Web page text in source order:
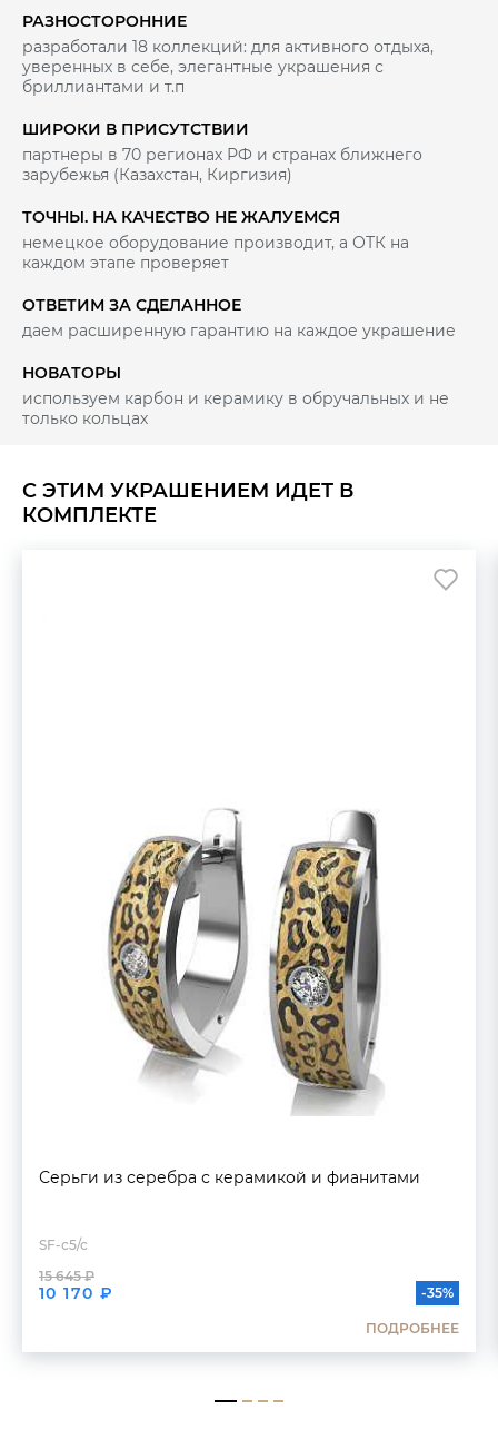
С ЭТИМ УКРАШЕНИЕМ ИДЕТ В
КОМПЛЕКТЕ
Серьги из серебра с керамикой и фианитами
SF-с5/с
10 170 ₽
15 645 ₽
-35%
ПОДРОБНЕЕ
РАЗНОСТОРОННИЕ
разработали 18 коллекций: для активного отдыха,
уверенных в себе, элегантные украшения с
бриллиантами и т.п
ШИРОКИ В ПРИСУТСТВИИ
партнеры в 70 регионах РФ и странах ближнего
зарубежья (Казахстан, Киргизия)
ТОЧНЫ. НА КАЧЕСТВО НЕ ЖАЛУЕМСЯ
немецкое оборудование производит, а ОТК на
каждом этапе проверяет
ОТВЕТИМ ЗА СДЕЛАННОЕ
даем расширенную гарантию на каждое украшение
НОВАТОРЫ
используем карбон и керамику в обручальных и не
только кольцах